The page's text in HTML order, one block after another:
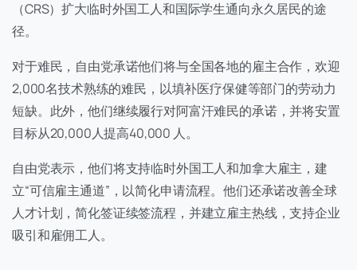
（CRS）扩大临时外国工人和国际学生通向永久居民的途
径。
对于难民，自由党承诺他们将与全国各地的雇主合作，欢迎
2,000名技术熟练的难民，以填补医疗保健等部门的劳动力
短缺。此外，他们继续履行对阿富汗难民的承诺，并将安置
目标从20,000人提高40,000 人。
自由党表示，他们将支持临时外国工人和加拿大雇主，建
立“可信雇主通道”，以简化申请流程。他们还承诺改善全球
人才计划，简化签证续签流程，并建立雇主热线，支持企业
吸引和雇佣工人。